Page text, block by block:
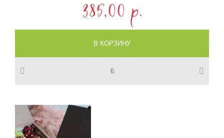
385,00 p.